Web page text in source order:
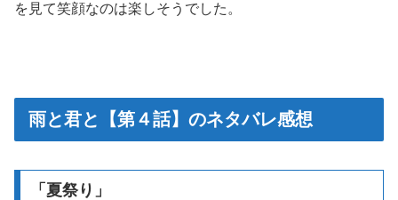
を見て笑顔なのは楽しそうでした。
雨と君と【第４話】のネタバレ感想
「夏祭り」